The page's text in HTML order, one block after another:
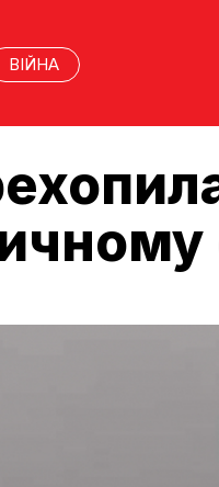
ВІЙНА